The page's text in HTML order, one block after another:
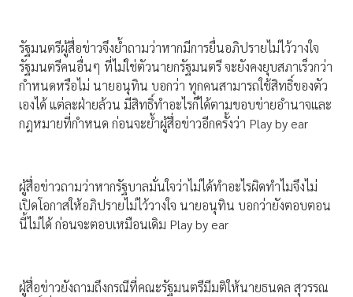
รัฐมนตรีผู้สื่อข่าวจึงย้ำถามว่าหากมีการยื่นอภิปรายไม่ไว้วางใจ
รัฐมนตรีคนอื่นๆ ที่ไม่ใช่ตัวนายกรัฐมนตรี จะยังคงยุบสภาเร็วกว่า
กำหนดหรือไม่ นายอนุทิน บอกว่า ทุกคนสามารถใช้สิทธิ์ของตัว
เองได้ แต่ละฝ่ายล้วน มีสิทธิ์ทำอะไรก็ได้ตามขอบข่ายอำนาจและ
กฎหมายที่กำหนด ก่อนจะย้ำผู้สื่อข่าวอีกครั้งว่า Play by ear
ผู้สื่อข่าวถามว่าหากรัฐบาลมั่นใจว่าไม่ได้ทำอะไรผิดทำไมจึงไม่
เปิดโอกาสให้อภิปรายไม่ไว้วางใจ นายอนุทิน บอกว่ายังตอบตอน
นี้ไม่ได้ ก่อนจะตอบเหมือนเดิม Play by ear
ผู้สื่อข่าวยังถามถึงกรณีที่คณะรัฐมนตรีมีมติให้นายธนดล สุวรรณ